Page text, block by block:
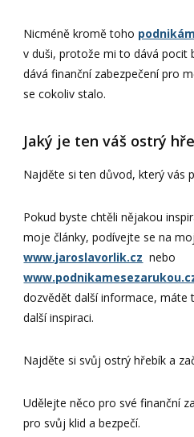
Nicméně kromě toho
v duši, protože mi to dává pocit
dává finanční zabezpečení pro
se cokoliv stalo.
Jaký je ten váš ostrý
Najděte si ten důvod, který vás
Pokud byste chtěli nějakou
moje články, podívejte se na
www.jaroslavorlik.cz nebo
dozvědět další informace,
další inspiraci.
Najděte si svůj ostrý hřebík a
Udělejte něco pro své finanční
pro svůj klid a bezpečí.